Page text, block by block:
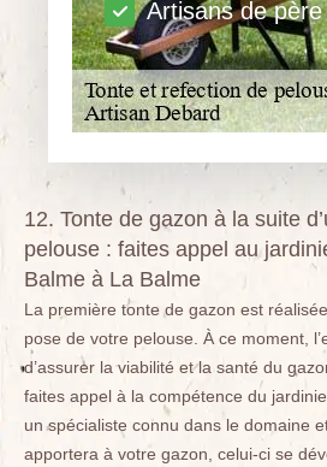
Artisans de
12. Tonte de gazon à la suite
pelouse : faites appel au
Balme à La Balme
La première tonte de gazon est
pose de votre pelouse. À ce moment,
d’assurer la viabilité et la santé du
faites appel à la compétence du
un spécialiste connu dans le domaine
apportera à votre gazon, celui-ci se